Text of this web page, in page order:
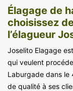
Élagage de
choisissez
l’élagueur
Joselito Elagage
qui veulent
Laburgade dans le
de qualité à ses